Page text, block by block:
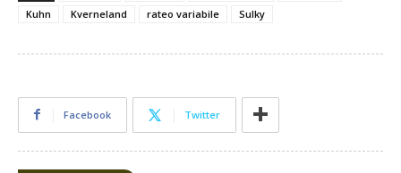
Kuhn
Kverneland rateo variabile Sulky
Facebook Twitter